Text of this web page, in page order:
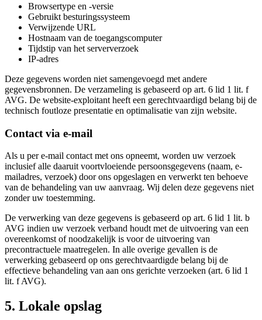
Browsertype en -versie
Gebruikt besturingssysteem
Verwijzende URL
Hostnaam van de toegangscomputer
Tijdstip van het serververzoek
IP-adres
Deze gegevens worden niet samengevoegd met andere
gegevensbronnen. De verzameling is gebaseerd op art. 6 lid 1 lit. f
AVG. De website-exploitant heeft een gerechtvaardigd belang bij de
technisch foutloze presentatie en optimalisatie van zijn website.
Contact via e-mail
Als u per e-mail contact met ons opneemt, worden uw verzoek
inclusief alle daaruit voortvloeiende persoonsgegevens (naam, e-
mailadres, verzoek) door ons opgeslagen en verwerkt ten behoeve
van de behandeling van uw aanvraag. Wij delen deze gegevens niet
zonder uw toestemming.
De verwerking van deze gegevens is gebaseerd op art. 6 lid 1 lit. b
AVG indien uw verzoek verband houdt met de uitvoering van een
overeenkomst of noodzakelijk is voor de uitvoering van
precontractuele maatregelen. In alle overige gevallen is de
verwerking gebaseerd op ons gerechtvaardigde belang bij de
effectieve behandeling van aan ons gerichte verzoeken (art. 6 lid 1
lit. f AVG).
5. Lokale opslag